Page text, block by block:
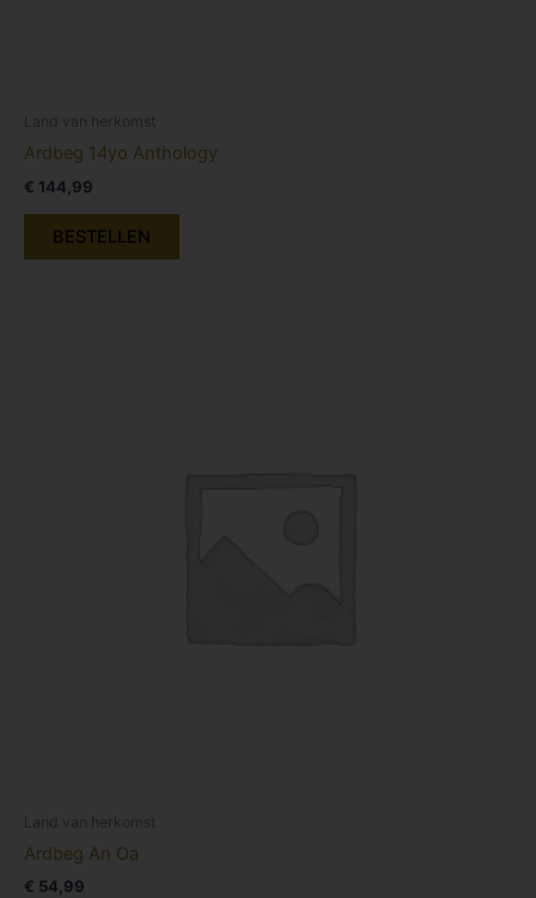
Land van herkomst
Ardbeg 14yo Anthology
€ 144,99
BESTELLEN
Land van herkomst
Ardbeg An Oa
€ 54,99